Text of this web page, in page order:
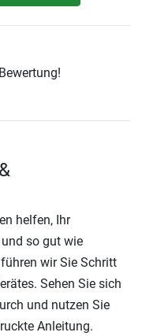
helfen, Ihr
so gut wie
wir Sie Schritt
Sehen Sie sich
und nutzen Sie
Anleitung.